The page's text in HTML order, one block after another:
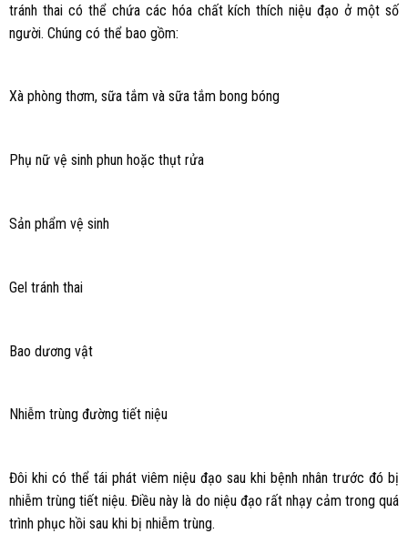
tránh thai có thể chứa các hóa chất kích thích niệu đạo ở một số
người. Chúng có thể bao gồm:
Xà phòng thơm, sữa tắm và sữa tắm bong bóng
Phụ nữ vệ sinh phun hoặc thụt rửa
Sản phẩm vệ sinh
Gel tránh thai
Bao dương vật
Nhiễm trùng đường tiết niệu
Đôi khi có thể tái phát viêm niệu đạo sau khi bệnh nhân trước đó bị
nhiễm trùng tiết niệu. Điều này là do niệu đạo rất nhạy cảm trong quá
trình phục hồi sau khi bị nhiễm trùng.